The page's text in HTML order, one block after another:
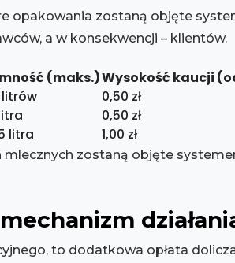
opakowania zostaną objęte
a w konsekwencji – klientów.
(maks.)Wysokość kaucji
0,50 zł
0,50 zł
litra 1,00 zł
zostaną objęte
to dodatkowa opłata